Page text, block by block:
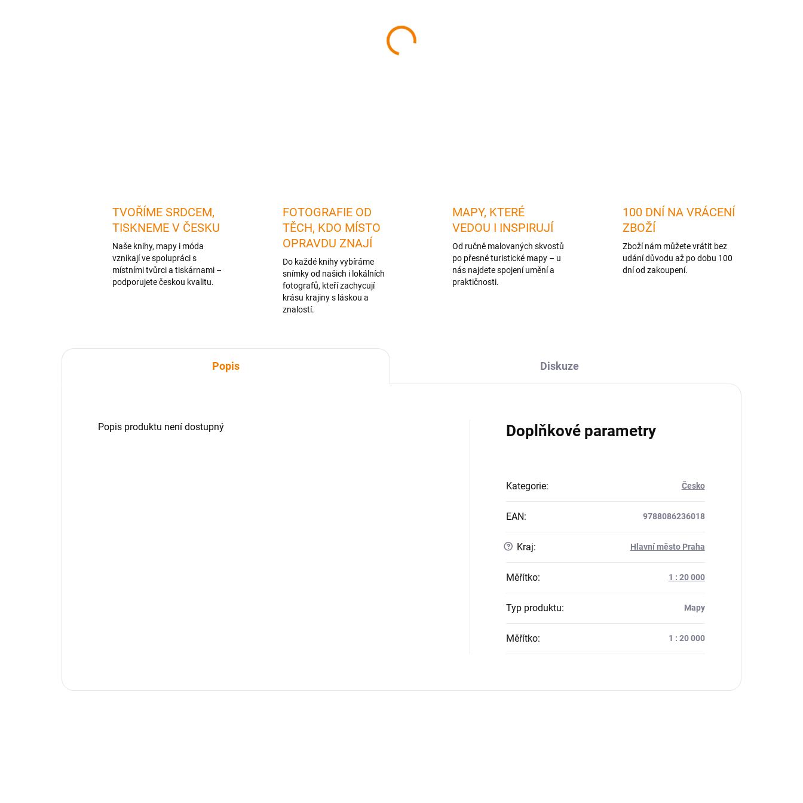
TVOŘÍME SRDCEM,
TISKNEME V ČESKU
Naše knihy, mapy i móda
vznikají ve spolupráci s
místními tvůrci a tiskárnami –
podporujete českou kvalitu.
FOTOGRAFIE OD
TĚCH, KDO MÍSTO
OPRAVDU ZNAJÍ
Do každé knihy vybíráme
snímky od našich i lokálních
fotografů, kteří zachycují
krásu krajiny s láskou a
znalostí.
MAPY, KTERÉ
VEDOU I INSPIRUJÍ
Od ručně malovaných skvostů
po přesné turistické mapy – u
nás najdete spojení umění a
praktičnosti.
100 DNÍ NA VRÁCENÍ
ZBOŽÍ
Zboží nám můžete vrátit bez
udání důvodu až po dobu 100
dní od zakoupení.
Popis Diskuze
Popis produktu není dostupný Doplňkové parametry
Kategorie: Česko
EAN: 9788086236018
? Kraj: Hlavní město Praha
Měřítko: 1 : 20 000
Typ produktu: Mapy
Měřítko: 1 : 20 000